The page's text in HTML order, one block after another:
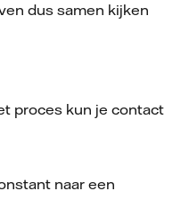
dus samen kijken
proces kun je contact
naar een